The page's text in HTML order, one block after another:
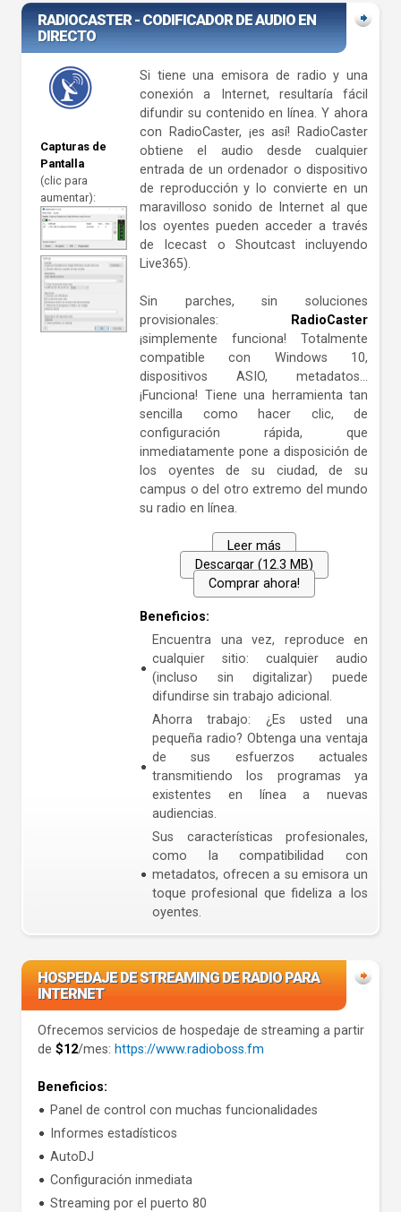
RADIOCASTER - CODIFICADOR DE AUDIO EN
DIRECTO
Capturas de
Pantalla
(clic para
aumentar):
Si tiene una emisora de radio y una
conexión a Internet, resultaría fácil
difundir su contenido en línea. Y ahora
con RadioCaster, ¡es así! RadioCaster
obtiene el audio desde cualquier
entrada de un ordenador o dispositivo
de reproducción y lo convierte en un
maravilloso sonido de Internet al que
los oyentes pueden acceder a través
de Icecast o Shoutcast incluyendo
Live365).
Sin parches, sin soluciones
provisionales:
RadioCaster
¡simplemente funciona! Totalmente
compatible con Windows 10,
dispositivos ASIO, metadatos...
¡Funciona! Tiene una herramienta tan
sencilla como hacer clic, de
configuración rápida, que
inmediatamente pone a disposición de
los oyentes de su ciudad, de su
campus o del otro extremo del mundo
su radio en línea.
Leer más
Descargar (12.3 MB)
Comprar ahora!
Beneficios:
Encuentra una vez, reproduce en
cualquier sitio: cualquier audio
(incluso sin digitalizar) puede
difundirse sin trabajo adicional.
Ahorra trabajo: ¿Es usted una
pequeña radio? Obtenga una ventaja
de sus esfuerzos actuales
transmitiendo los programas ya
existentes en línea a nuevas
audiencias.
Sus características profesionales,
como la compatibilidad con
metadatos, ofrecen a su emisora un
toque profesional que fideliza a los
oyentes.
HOSPEDAJE DE STREAMING DE RADIO PARA
INTERNET
Ofrecemos servicios de hospedaje de streaming a partir
de $12/mes: https://www.radioboss.fm
Beneficios:
Panel de control con muchas funcionalidades
Informes estadísticos
AutoDJ
Configuración inmediata
Streaming por el puerto 80